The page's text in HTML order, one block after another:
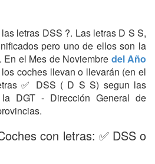
letras DSS ?. Las letras D S S,
pero uno de ellos son la
el Mes de Noviembre del Año
coches llevan o llevarán (en el
✅ DSS ( D S S) segun las
DGT - Dirección General de
con letras: ✅ DSS o